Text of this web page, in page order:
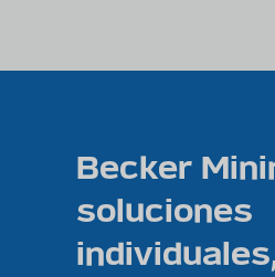
Becker
soluciones